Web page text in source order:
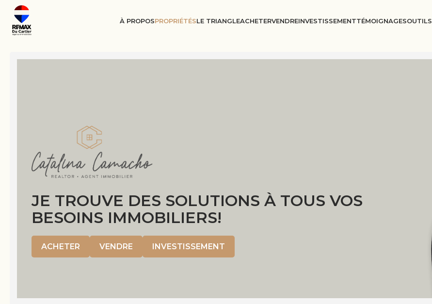
À PROPOSPROPRIÉTÉSLE TRIANGLEACHETERVENDREINVESTISSEMENTTÉMOIGNAGESOUTILS
JE TROUVE DES SOLUTIONS À TOUS VOS
BESOINS IMMOBILIERS!
ACHETER VENDRE INVESTISSEMENT